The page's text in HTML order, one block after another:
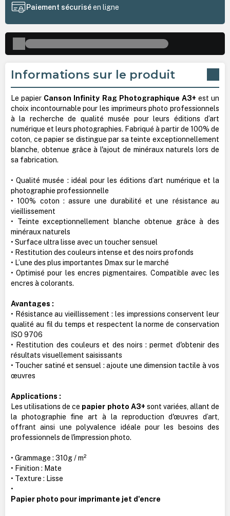
Paiement sécuriséen ligne
Informations sur le produit
Le papier Canson Infinity Rag Photographique A3+ est un
choix incontournable pour les imprimeurs photo professionnels
à la recherche de qualité musée pour leurs éditions d’art
numérique et leurs photographies. Fabriqué à partir de 100% de
coton, ce papier se distingue par sa teinte exceptionnellement
blanche, obtenue grâce à l'ajout de minéraux naturels lors de
sa fabrication.
• Qualité musée : idéal pour les éditions d’art numérique et la
photographie professionnelle
• 100% coton : assure une durabilité et une résistance au
vieillissement
• Teinte exceptionnellement blanche obtenue grâce à des
minéraux naturels
• Surface ultra lisse avec un toucher sensuel
• Restitution des couleurs intense et des noirs profonds
• L’une des plus importantes Dmax sur le marché
• Optimisé pour les encres pigmentaires. Compatible avec les
encres à colorants.
Avantages :
• Résistance au vieillissement : les impressions conservent leur
qualité au fil du temps et respectent la norme de conservation
ISO 9706
• Restitution des couleurs et des noirs : permet d'obtenir des
résultats visuellement saisissants
• Toucher satiné et sensuel : ajoute une dimension tactile à vos
œuvres
Applications :
Les utilisations de ce papier photo A3+ sont variées, allant de
la photographie fine art à la reproduction d'œuvres d’art,
offrant ainsi une polyvalence idéale pour les besoins des
professionnels de l'impression photo.
• Grammage : 310g / m²
• Finition : Mate
• Texture : Lisse
•
Papier photo pour imprimante jet d'encre